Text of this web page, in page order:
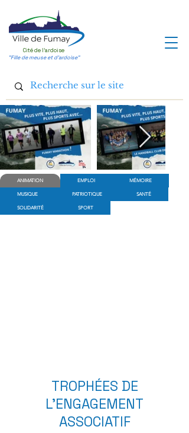
Cité de l'ardoise
"Fille de meuse et d'ardoise"
ANIMATION EMPLOI MÉMOIRE
MUSIQUE PATRIOTIQUE SANTÉ
SOLIDARITÉ SPORT
TROPHÉES DE
L'ENGAGEMENT
ASSOCIATIF